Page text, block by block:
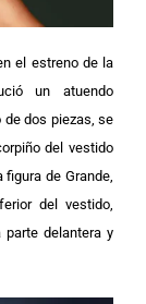
el estreno de la
un atuendo
de dos piezas, se
del vestido
de Grande,
del vestido,
delantera y